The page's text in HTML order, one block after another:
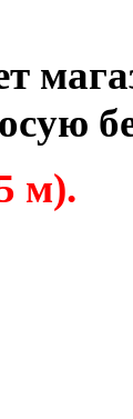
м).